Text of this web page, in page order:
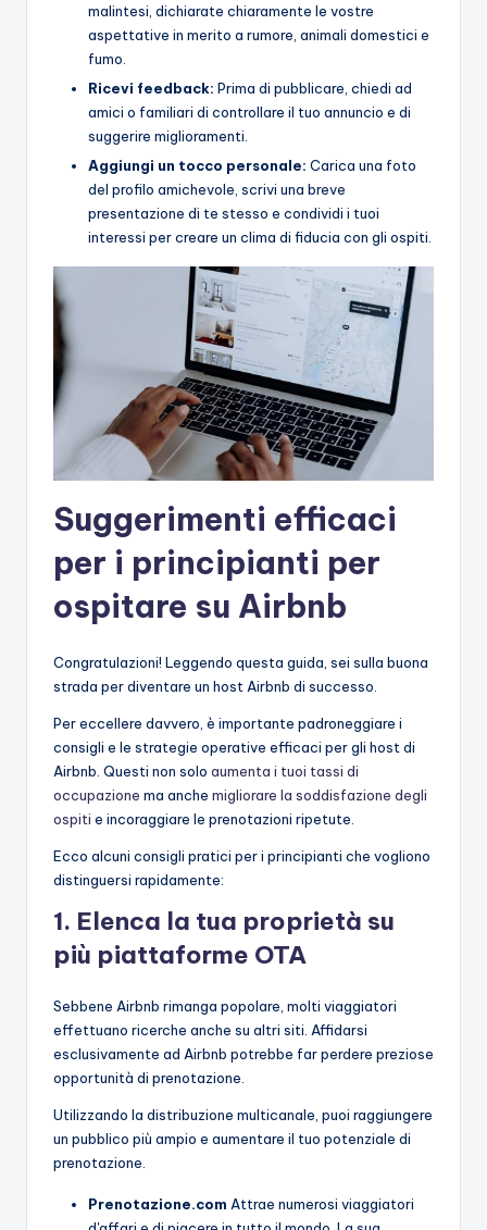
malintesi, dichiarate chiaramente le vostre
aspettative in merito a rumore, animali domestici e
fumo.
Ricevi feedback: Prima di pubblicare, chiedi ad
amici o familiari di controllare il tuo annuncio e di
suggerire miglioramenti.
Aggiungi un tocco personale: Carica una foto
del profilo amichevole, scrivi una breve
presentazione di te stesso e condividi i tuoi
interessi per creare un clima di fiducia con gli ospiti.
Suggerimenti efficaci
per i principianti per
ospitare su Airbnb
Congratulazioni! Leggendo questa guida, sei sulla buona
strada per diventare un host Airbnb di successo.
Per eccellere davvero, è importante padroneggiare i
consigli e le strategie operative efficaci per gli host di
Airbnb. Questi non solo aumenta i tuoi tassi di
occupazione ma anche migliorare la soddisfazione degli
ospiti e incoraggiare le prenotazioni ripetute.
Ecco alcuni consigli pratici per i principianti che vogliono
distinguersi rapidamente:
1. Elenca la tua proprietà su
più piattaforme OTA
Sebbene Airbnb rimanga popolare, molti viaggiatori
effettuano ricerche anche su altri siti. Affidarsi
esclusivamente ad Airbnb potrebbe far perdere preziose
opportunità di prenotazione.
Utilizzando la distribuzione multicanale, puoi raggiungere
un pubblico più ampio e aumentare il tuo potenziale di
prenotazione.
Prenotazione.com Attrae numerosi viaggiatori